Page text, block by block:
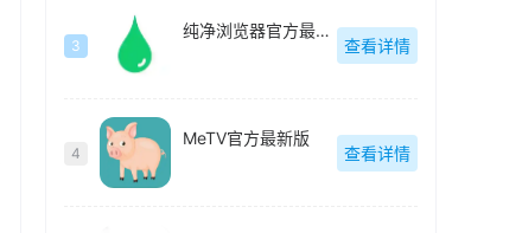
3
纯净浏览器官方最新版
查看详情
4
MeTV官方最新版
查看详情